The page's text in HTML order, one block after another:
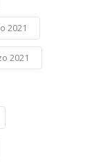
2021
2021